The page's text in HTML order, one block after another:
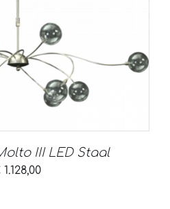
III LED Staal
1.128,00